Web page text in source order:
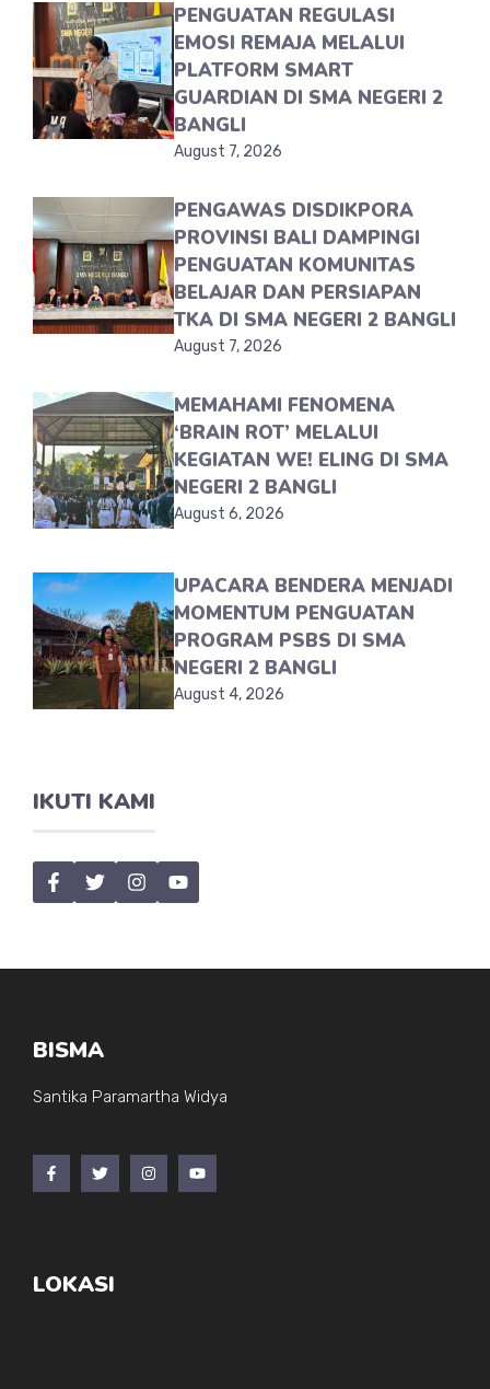
PENGUATAN REGULASI
EMOSI REMAJA MELALUI
PLATFORM SMART
GUARDIAN DI SMA NEGERI 2
BANGLI
August 7, 2026
PENGAWAS DISDIKPORA
PROVINSI BALI DAMPINGI
PENGUATAN KOMUNITAS
BELAJAR DAN PERSIAPAN
TKA DI SMA NEGERI 2 BANGLI
August 7, 2026
MEMAHAMI FENOMENA
‘BRAIN ROT’ MELALUI
KEGIATAN WE! ELING DI SMA
NEGERI 2 BANGLI
August 6, 2026
UPACARA BENDERA MENJADI
MOMENTUM PENGUATAN
PROGRAM PSBS DI SMA
NEGERI 2 BANGLI
August 4, 2026
IKUTI KAMI
BISMA
Santika Paramartha Widya
LOKASI